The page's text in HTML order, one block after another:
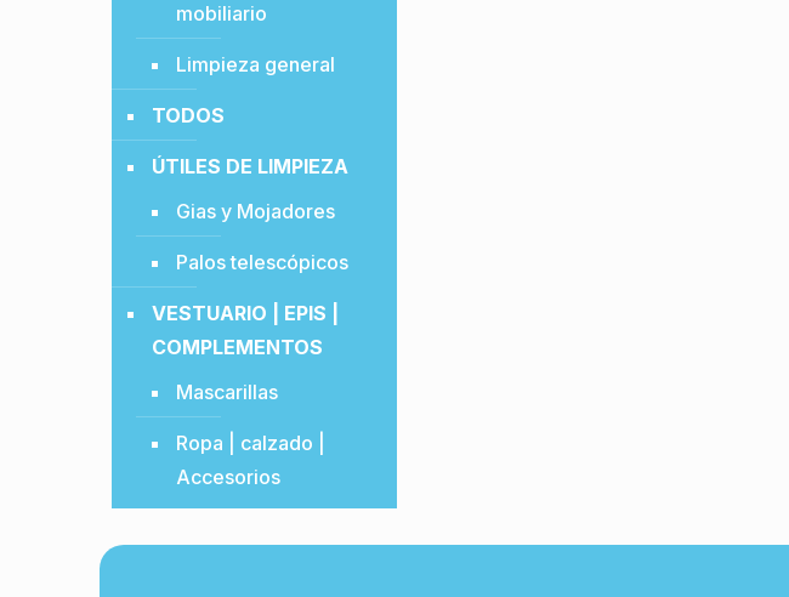
mobiliario
Limpieza general
TODOS
ÚTILES DE LIMPIEZA
Gias y Mojadores
Palos telescópicos
VESTUARIO | EPIS |
COMPLEMENTOS
Mascarillas
Ropa | calzado |
Accesorios